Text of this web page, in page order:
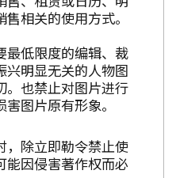
相关的使用方式。
最低限度的编辑、裁
兴明显无关的人物图
。也禁止对图片进行
图片原有形象。
除立即勒令禁止使
能因侵害著作权而必